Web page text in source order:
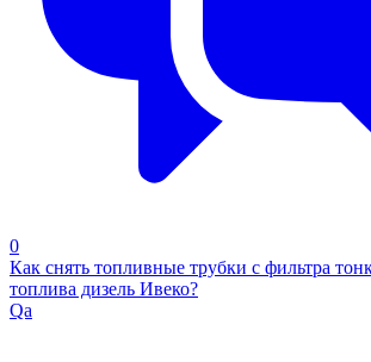
0
Как снять топливные трубки с фильтра
топлива дизель Ивеко?
Qa